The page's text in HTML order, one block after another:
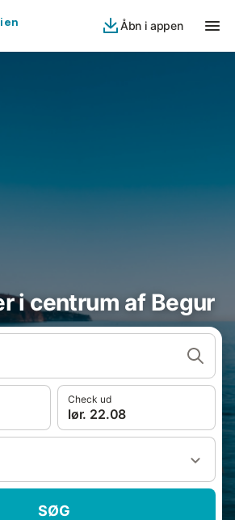
Åbn i appen
i centrum af Begur
Check ud
lør. 22.08
SØG